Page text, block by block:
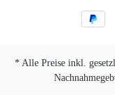
* Alle Preise inkl.